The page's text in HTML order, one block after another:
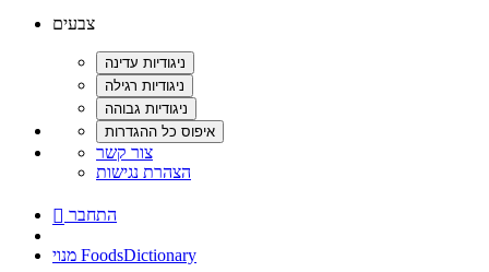
צבעים
צור קשר
הצהרת נגישות
 התחבר
מנוי FoodsDictionary